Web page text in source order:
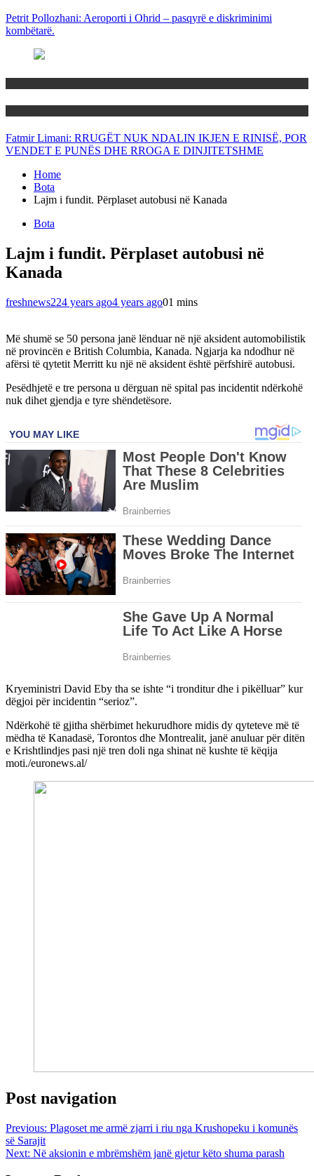
Petrit Pollozhani: Aeroporti i Ohrid – pasqyrë e diskriminimi
kombëtarë.
Fatmir Limani: RRUGËT NUK NDALIN IKJEN E RINISË, POR
VENDET E PUNËS DHE RROGA E DINJITETSHME
Home
Bota
Lajm i fundit. Përplaset autobusi në Kanada
Bota
Lajm i fundit. Përplaset autobusi në
Kanada
freshnews224 years ago4 years ago01 mins
Më shumë se 50 persona janë lënduar në një aksident automobilistik
në provincën e British Columbia, Kanada. Ngjarja ka ndodhur në
afërsi të qytetit Merritt ku një në aksident është përfshirë autobusi.
Pesëdhjetë e tre persona u dërguan në spital pas incidentit ndërkohë
nuk dihet gjendja e tyre shëndetësore.
Kryeministri David Eby tha se ishte “i tronditur dhe i pikëlluar” kur
dëgjoi për incidentin “serioz”.
Ndërkohë të gjitha shërbimet hekurudhore midis dy qyteteve më të
mëdha të Kanadasë, Torontos dhe Montrealit, janë anuluar për ditën
e Krishtlindjes pasi një tren doli nga shinat në kushte të këqija
moti./euronews.al/
Post navigation
Previous: Plagoset me armë zjarri i riu nga Krushopeku i komunës
së Sarajit
Next: Në aksionin e mbrëmshëm janë gjetur këto shuma parash